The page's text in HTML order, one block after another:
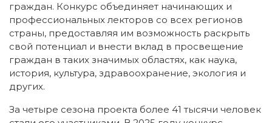
граждан. Конкурс объединяет начинающих и
профессиональных лекторов со всех регионов
страны, предоставляя им возможность раскрыть
свой потенциал и внести вклад в просвещение
граждан в таких значимых областях, как наука,
история, культура, здравоохранение, экология и
других.
За четыре сезона проекта более 41 тысячи человек